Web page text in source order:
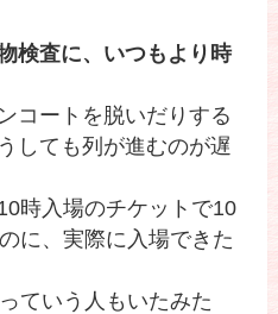
検査に、いつもより時
コートを脱いだりする
しても列が進むのが遅
時入場のチケットで10
に、実際に入場できた
ていう人もいたみた